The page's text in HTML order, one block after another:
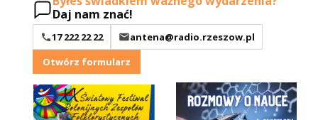
Daj nam znać!
17 222 22 22
antena@radio.rzeszow.pl
Otwórz formularz